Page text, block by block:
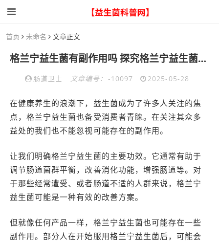
首页 未命名 文章正文
格兰宁益生菌有副作用吗 探究格兰宁益生菌可能的副作用
肠道卫士 文章编号： -10097 2025-05-28
在健康养生的浪潮下，益生菌成为了许多人关注的焦
点，格兰宁益生菌也备受消费者青睐。在关注其众多
益处的我们也不能忽视可能存在的副作用。
让我们明确格兰宁益生菌的主要功效。它通常有助于
调节肠道菌群平衡，改善消化功能，增强肠道等。对
于那些经常遭受、或者肠道不适的人群来说，格兰宁
益生菌可能是一种有效的改善方案。
但就像任何产品一样，格兰宁益生菌也可能存在一些
副作用。部分人在开始服用格兰宁益生菌后，可能会